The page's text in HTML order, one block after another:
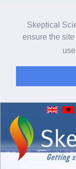
Skeptical
ensure the